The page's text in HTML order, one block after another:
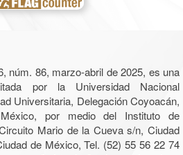
núm. 86, marzo-abril de 2025, es una
por la Universidad Nacional
Universitaria, Delegación Coyoacán,
por medio del Instituto de
Mario de la Cueva s/n, Ciudad
de México, Tel. (52) 55 56 22 74